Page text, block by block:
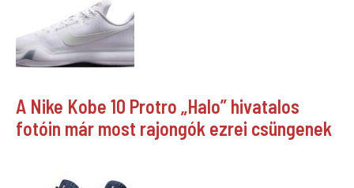
A Nike Kobe 10 Protro „Halo” hivatalos
fotóin már most rajongók ezrei csüngenek